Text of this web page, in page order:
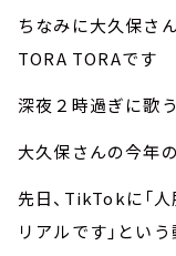
ちなみに大久保さ
TORA TORAです
深夜２時過ぎに歌
大久保さんの今年
先日、TikTokに「
リアルです」とい